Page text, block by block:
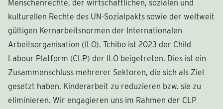
Menschenrechte, der wirtschaftlichen, sozialen und
kulturellen Rechte des UN-Sozialpakts sowie der weltweit
gültigen Kernarbeitsnormen der Internationalen
Arbeitsorganisation (ILO). Tchibo ist 2023 der Child
Labour Platform (CLP) der ILO beigetreten. Dies ist ein
Zusammenschluss mehrerer Sektoren, die sich als Ziel
gesetzt haben, Kinderarbeit zu reduzieren bzw. sie zu
eliminieren. Wir engagieren uns im Rahmen der CLP